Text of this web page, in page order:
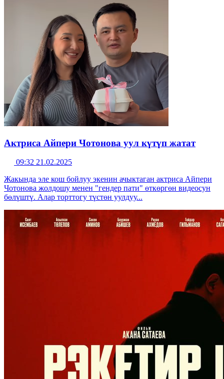
Актриса Айпери Чотонова уул күтүп жатат
09:32 21.02.2025
Жакында эле кош бойлуу экенин ачыктаган актриса Айпери
Чотонова жолдошу менен "гендер пати" өткөргөн видеосун
бөлүштү. Алар торттогу түстөн уулдуу...